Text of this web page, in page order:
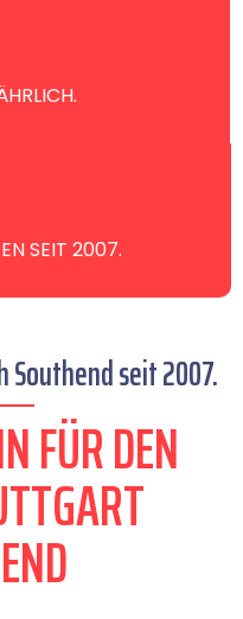
SEIT 2007.
seit 2007.
FÜR DEN